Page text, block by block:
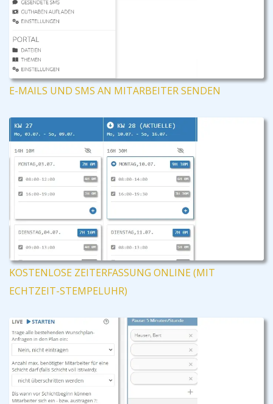
E-MAILS UND SMS AN MITARBEITER SENDEN
KOSTENLOSE ZEITERFASSUNG ONLINE (MIT
ECHTZEIT-STEMPELUHR)